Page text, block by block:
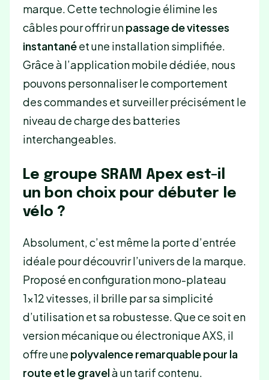
marque. Cette technologie élimine les
câbles pour offrir unpassage de vitesses
instantanéet une installation simplifiée.
Grâce à l’application mobile dédiée, nous
pouvons personnaliser le comportement
des commandes et surveiller précisément le
niveau de charge des batteries
interchangeables.
Le groupe SRAM Apex est-il
un bon choix pour débuter le
vélo ?
Absolument, c’est même la porte d’entrée
idéale pour découvrir l’univers de la marque.
Proposé en configuration mono-plateau
1×12 vitesses, il brille par sa simplicité
d’utilisation et sa robustesse. Que ce soit en
version mécanique ou électronique AXS, il
offre une polyvalence remarquable pour la
route et le gravelà un tarif contenu.